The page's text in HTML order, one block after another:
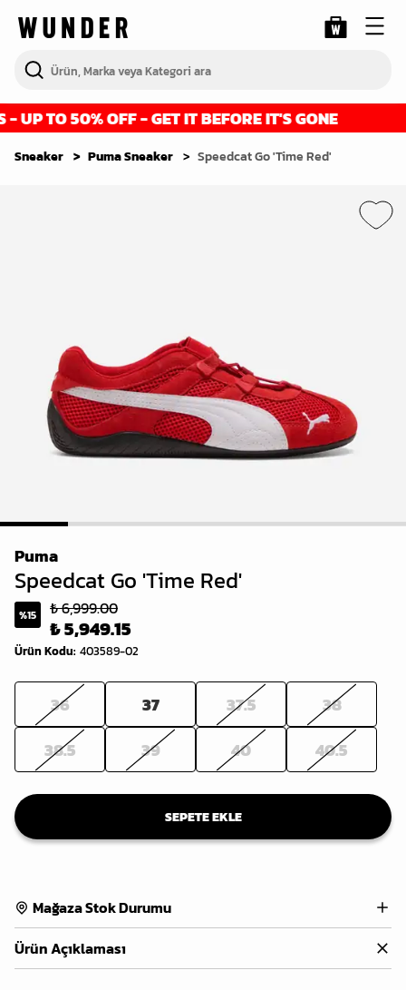
TO 50% OFF - GET IT BEFORE IT'S GONE
Sneaker Puma Sneaker Speedcat Go 'Time Red'
1 2 3 4 5 6
Puma
Speedcat Go 'Time Red'
%15 ₺ 6,999.00
₺ 5,949.15
Ürün Kodu: 403589-02
36 37 37.5
38
38.5
39 40 40.5
SEPETE EKLE
Mağaza Stok Durumu
Ürün Açıklaması